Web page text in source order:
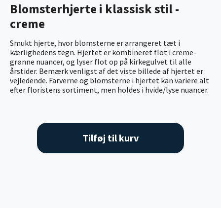
Blomsterhjerte i klassisk stil -
creme
Smukt hjerte, hvor blomsterne er arrangeret tæt i
kærlighedens tegn. Hjertet er kombineret flot i creme-
grønne nuancer, og lyser flot op på kirkegulvet til alle
årstider. Bemærk venligst af det viste billede af hjertet er
vejledende. Farverne og blomsterne i hjertet kan variere alt
efter floristens sortiment, men holdes i hvide/lyse nuancer.
Tilføj til kurv